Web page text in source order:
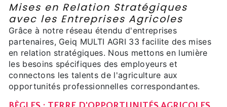
Mises en Relation Stratégiques
avec les Entreprises Agricoles
Grâce à notre réseau étendu d'entreprises
partenaires, Geiq MULTI AGRI 33 facilite des mises
en relation stratégiques. Nous mettons en lumière
les besoins spécifiques des employeurs et
connectons les talents de l'agriculture aux
opportunités professionnelles correspondantes.